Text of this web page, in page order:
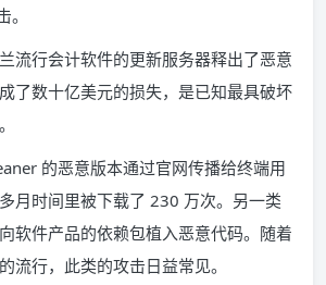
流行会计软件的更新服务器释出了恶意
了数十亿美元的损失，是已知最具破坏
的恶意版本通过官网传播给终端用
月时间里被下载了 230 万次。另一类
软件产品的依赖包植入恶意代码。随着
流行，此类的攻击日益常见。